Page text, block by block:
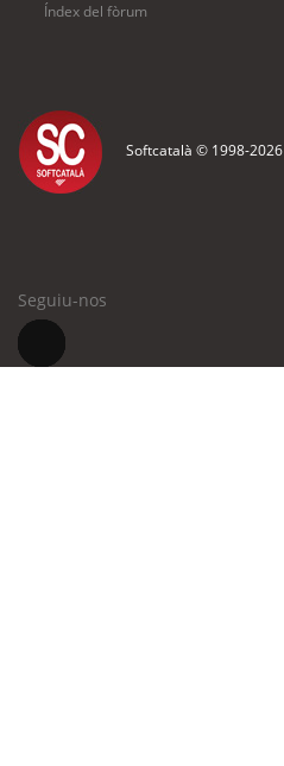
Índex del fòrum
Softcatalà © 1998-2026
Seguiu-nos